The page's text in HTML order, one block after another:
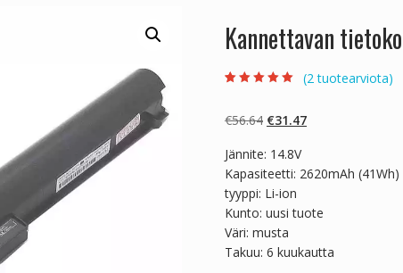
Kannettavan
perustuen
asiakkaan
(2 tuotearviota)
€56.64 Alkuperäinen
oli:
€56.64.
€31.47Nykyinen
€31.47.
Jännite: 14.8V
Kapasiteetti: 2620mAh (41Wh)
tyyppi: Li-ion
Kunto: uusi tuote
Väri: musta
Takuu: 6 kuukautta